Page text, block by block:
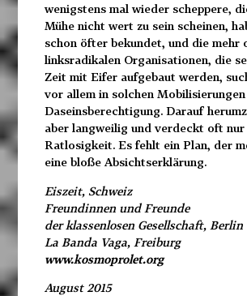
wenigstens mal wieder scheppere,
Mühe nicht wert zu sein scheinen,
schon öfter bekundet, und die mehr
linksradikalen Organisationen, die
Zeit mit Eifer aufgebaut werden,
vor allem in solchen
Daseinsberechtigung. Darauf
aber langweilig und verdeckt oft nur
Ratlosigkeit. Es fehlt ein Plan, der
eine bloße Absichtserklärung.
Eiszeit, Schweiz
Freundinnen und Freunde
der klassenlosen Gesellschaft, Berlin
La Banda Vaga, Freiburg
www.kosmoprolet.org
August 2015